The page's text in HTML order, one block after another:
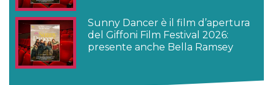
Sunny Dancer è il film d’apertura
del Giffoni Film Festival 2026:
presente anche Bella Ramsey